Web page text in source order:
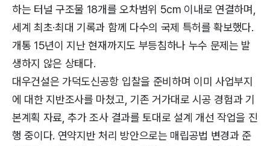
하는 터널 구조물 18개를 오차범위 5cm 이내로 연결하며,
세계 최초·최대 기록과 함께 다수의 국제 특허를 확보했다.
개통 15년이 지난 현재까지도 부등침하나 누수 문제는 발
생하지 않은 상태다.
대우건설은 가덕도신공항 입찰을 준비하며 이미 사업부지
에 대한 지반조사를 마쳤고, 기존 거가대로 시공 경험과 기
본계획 자료, 추가 조사 결과를 토대로 설계 개선 작업을 진
행 중이다. 연약지반 처리 방안으로는 매립공법 변경과 준